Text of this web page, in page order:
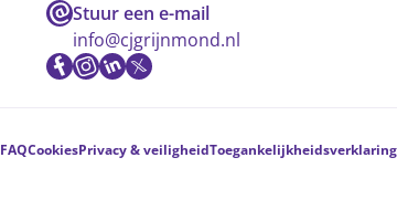
Stuur een e-mail
info@cjgrijnmond.nl
FAQCookiesPrivacy & veiligheidToegankelijkheidsverklaring